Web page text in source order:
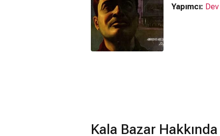
Yapımcı: Dev
Kala Bazar